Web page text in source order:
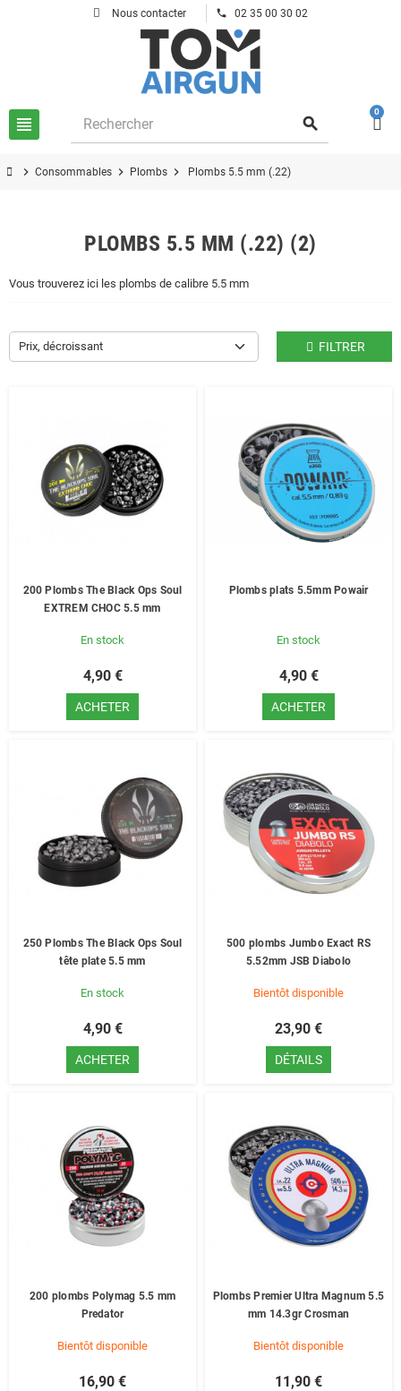
Nous contacter phone 02 35 00 30 02
view_headline search
0
chevron_right Consommables chevron_right Plombs chevron_right Plombs 5.5 mm (.22)
PLOMBS 5.5 MM (.22) (2)
Vous trouverez ici les plombs de calibre 5.5 mm
Prix, décroissant FILTRER
200 Plombs The Black Ops Soul
EXTREM CHOC 5.5 mm
En stock
4,90 €
ACHETER
Plombs plats 5.5mm Powair
En stock
4,90 €
ACHETER
250 Plombs The Black Ops Soul
tête plate 5.5 mm
En stock
4,90 €
ACHETER
500 plombs Jumbo Exact RS
5.52mm JSB Diabolo
Bientôt disponible
23,90 €
DÉTAILS
200 plombs Polymag 5.5 mm
Predator
Bientôt disponible
16,90 €
Plombs Premier Ultra Magnum 5.5
mm 14.3gr Crosman
Bientôt disponible
11,90 €